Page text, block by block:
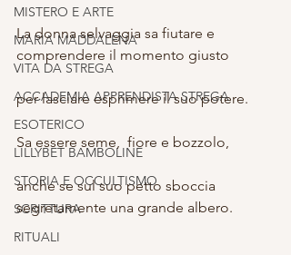
MISTERO E ARTE
MARIA MADDALENA
VITA DA STREGA
ACCADEMIA APPRENDISTA STREGA
ESOTERICO
LILLYBET BAMBOLINE
STORIA E OCCULTISMO
SCRITTURA
RITUALI
La donna selvaggia sa fiutare e
comprendere il momento giusto
per lasciare esprimere il suo potere.
Sa essere seme,  fiore e bozzolo,
anche se sul suo petto sboccia
segretamente una grande albero.